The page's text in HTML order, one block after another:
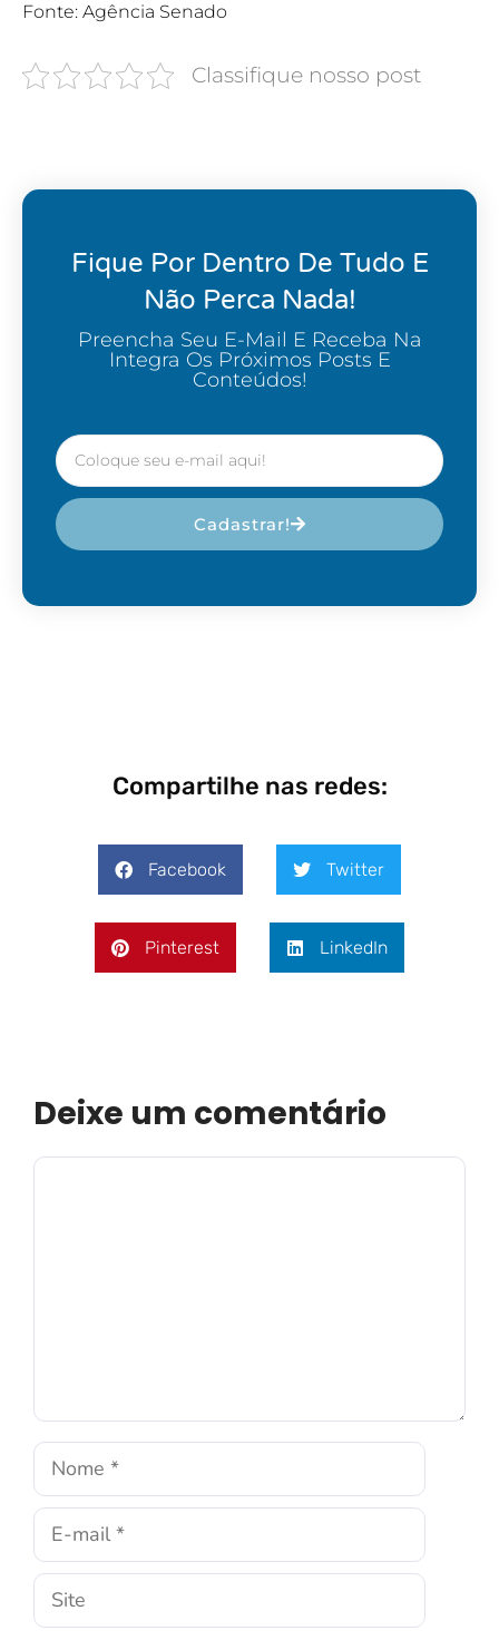
Fonte: Agência Senado
Classifique nosso post
Fique Por Dentro De Tudo E
Não Perca Nada!
Preencha Seu E-Mail E Receba Na
Integra Os Próximos Posts E
Conteúdos!
Cadastrar!
Compartilhe nas redes:
Facebook Twitter
Pinterest LinkedIn
Deixe um comentário